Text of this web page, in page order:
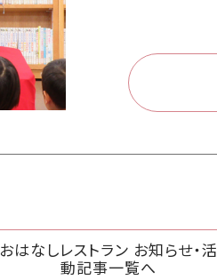
おはなしレストラン お知らせ・活
動記事一覧へ